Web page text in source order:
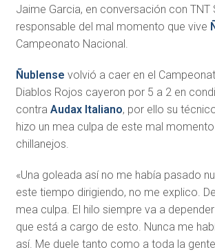
Jaime Garcia, en conversación con TNT
responsable del mal momento que vive
Campeonato Nacional.
Ñublense volvió a caer en el
Diablos Rojos cayeron por 5 a 2 en
contra Audax Italiano, por ello su
hizo un mea culpa de este mal
chillanejos.
«Una goleada así no me había pasado
este tiempo dirigiendo, no me explico.
mea culpa. El hilo siempre va a
que está a cargo de esto. Nunca me
así. Me duele tanto como a toda la